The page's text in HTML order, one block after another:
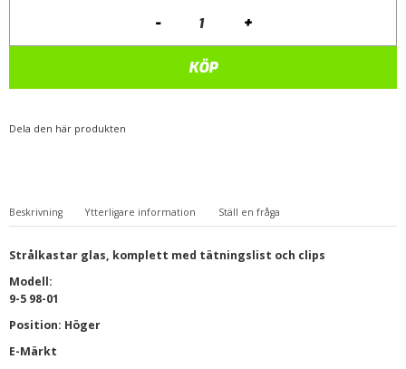
-
Strålkastarglas
98-
+
KÖP
Dela den här produkten
Beskrivning Ytterligare information Ställ en fråga
Strålkastar glas, komplett med tätningslist och clips
Modell:
9-5 98-01
Position: Höger
E-Märkt